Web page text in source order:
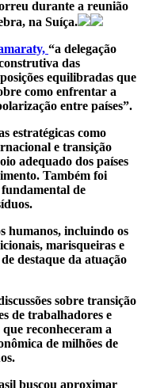
durante a reunião
na Suíça.
“a delegação
das
equilibradas que
como enfrentar a
entre países”.
estratégicas como
e transição
adequado dos países
Também foi
de
humanos, incluindo os
marisqueiras e
destaque da atuação
sobre transição
de trabalhadores e
reconheceram a
de milhões de
buscou aproximar